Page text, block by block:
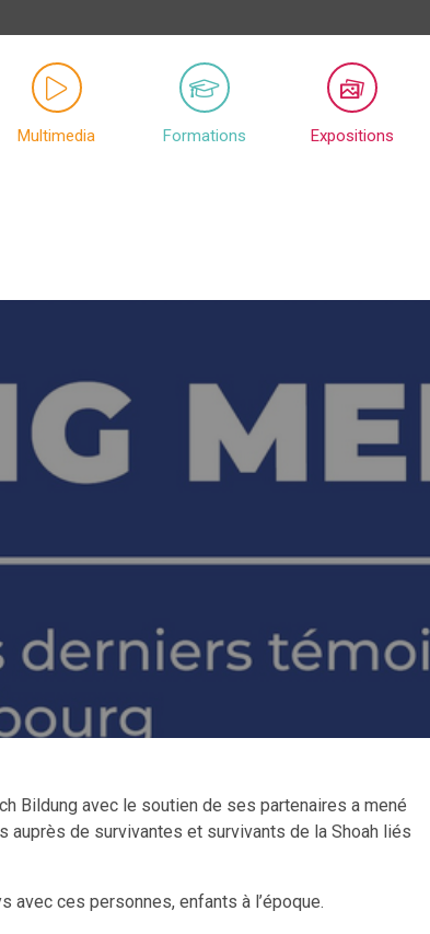
Multimedia Formations Expositions
Bildung avec le soutien de ses partenaires a mené
auprès de survivantes et survivants de la Shoah liés
avec ces personnes, enfants à l’époque.